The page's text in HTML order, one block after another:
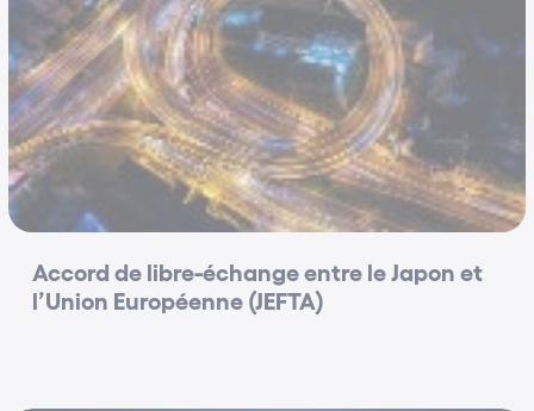
Premier Cabinet d'avocats en droit de la
Distribution
Classement Le Monde du droit 2017
Premier Cabinet d'avocats en droit de la
Distribution
Classement Le Monde du droit 2015
Premier Cabinet d'avocats en droit de la Franchise
Classement Décideurs 2015
Accord de libre-échange entre le Japon et
l’Union Européenne (JEFTA)